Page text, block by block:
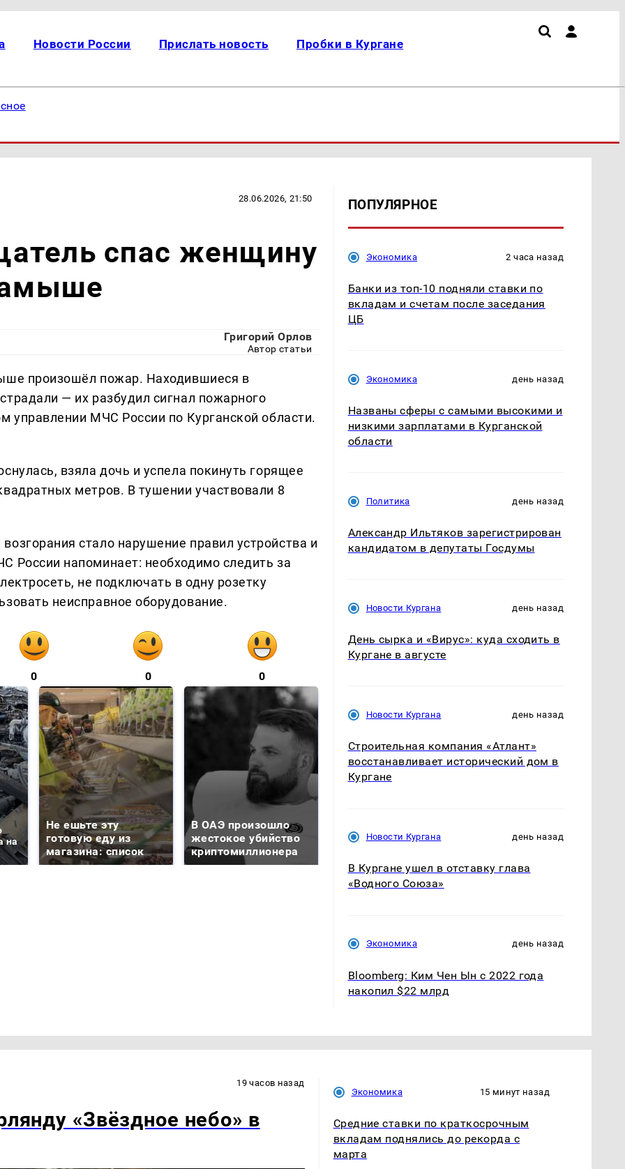
Новости России Прислать новость Пробки в Кургане
28.06.2026, 21:50
спас женщину
Григорий Орлов
Автор статьи
произошёл пожар. Находившиеся в
— их разбудил сигнал пожарного
управлении МЧС России по Курганской области.
взяла дочь и успела покинуть горящее
метров. В тушении участвовали 8
стало нарушение правил устройства и
России напоминает: необходимо следить за
не подключать в одну розетку
неисправное оборудование.
0 0 0
на
Не ешьте эту
готовую еду из
магазина: список
В ОАЭ произошло
жестокое убийство
криптомиллионера
В магазинах России
ажиотаж из-за этого
машину напали и
ПОПУЛЯРНОЕ
Экономика 2 часа назад
Банки из топ-10 подняли ставки по
вкладам и счетам после заседания
ЦБ
Экономика день назад
Названы сферы с самыми высокими и
низкими зарплатами в Курганской
области
Политика день назад
Александр Ильтяков зарегистрирован
кандидатом в депутаты Госдумы
Новости Кургана день назад
День сырка и «Вирус»: куда сходить в
Кургане в августе
Новости Кургана день назад
Строительная компания «Атлант»
восстанавливает исторический дом в
Кургане
Новости Кургана день назад
В Кургане ушел в отставку глава
«Водного Союза»
Экономика день назад
Bloomberg: Ким Чен Ын с 2022 года
накопил $22 млрд
19 часов назад
«Звёздное небо» в
Экономика 15 минут назад
Средние ставки по краткосрочным
вкладам поднялись до рекорда с
марта